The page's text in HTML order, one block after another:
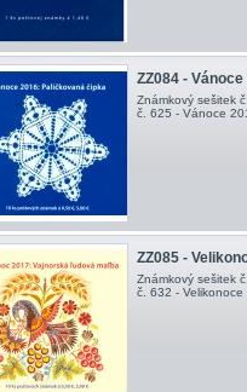
ZZ084 - Vánoce
Známkový sešitek
č. 625 - Vánoce
ZZ085 -
Známkový sešitek
č. 632 - Velikonoce